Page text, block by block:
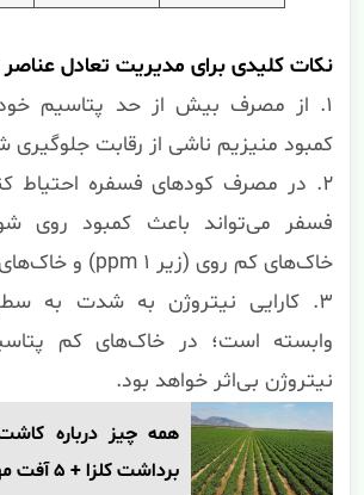
نکات کلیدی برای مدیریت تعادل
۱. از مصرف بیش از حد پتاسیم
کمبود منیزیم ناشی از رقابت جلوگیری
۲. در مصرف کودهای فسفره احتیاط
فسفر می‌تواند باعث کمبود روی
خاک‌های کم روی (زیر ۱ ppm) و خاک‌های آهکی.
۳. کارایی نیتروژن به شدت به
وابسته است؛ در خاک‌های کم
نیتروژن بی‌اثر خواهد بود.
همه چیز درباره
برداشت کلزا + 5 آفت مهم